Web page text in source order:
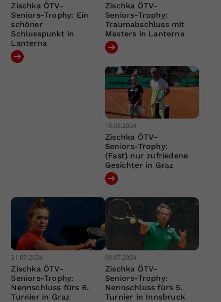
Zischka ÖTV-
Seniors-Trophy: Ein
schöner
Schlusspunkt in
Lanterna
Zischka ÖTV-
Seniors-Trophy:
Traumabschluss mit
Masters in Lanterna
16.08.2024
Zischka ÖTV-
Seniors-Trophy:
(Fast) nur zufriedene
Gesichter in Graz
31.07.2024
Zischka ÖTV-
Seniors-Trophy:
Nennschluss fürs 6.
Turnier in Graz
09.07.2024
Zischka ÖTV-
Seniors-Trophy:
Nennschluss fürs 5.
Turnier in Innsbruck